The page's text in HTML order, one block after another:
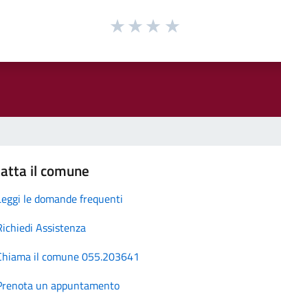
il comune
le domande frequenti
Assistenza
il comune 055.203641
un appuntamento